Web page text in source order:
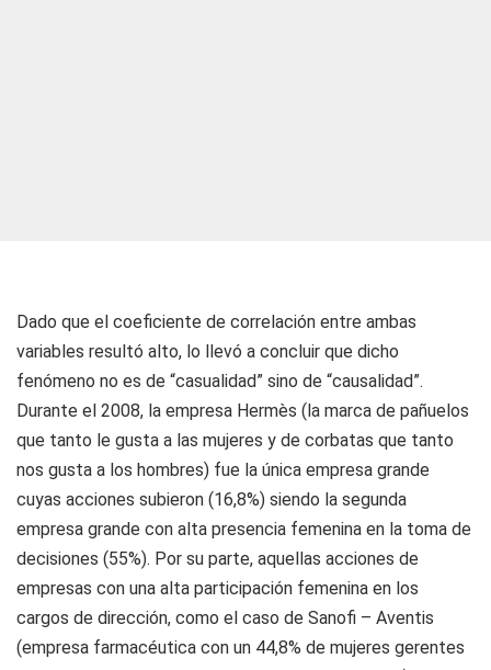
Dado que el coeficiente de correlación entre ambas
variables resultó alto, lo llevó a concluir que dicho
fenómeno no es de “casualidad” sino de “causalidad”.
Durante el 2008, la empresa Hermès (la marca de pañuelos
que tanto le gusta a las mujeres y de corbatas que tanto
nos gusta a los hombres) fue la única empresa grande
cuyas acciones subieron (16,8%) siendo la segunda
empresa grande con alta presencia femenina en la toma de
decisiones (55%). Por su parte, aquellas acciones de
empresas con una alta participación femenina en los
cargos de dirección, como el caso de Sanofi – Aventis
(empresa farmacéutica con un 44,8% de mujeres gerentes